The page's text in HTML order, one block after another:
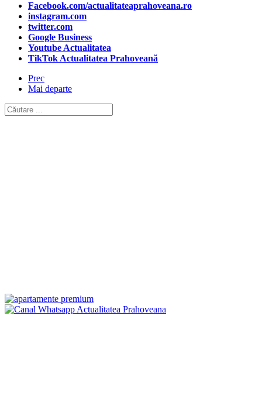
Facebook.com/actualitateaprahoveana.ro
instagram.com
twitter.com
Google Business
Youtube Actualitatea
TikTok Actualitatea Prahoveană
Prec
Mai departe